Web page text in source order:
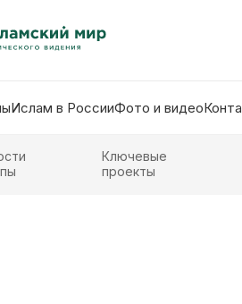
Ислам в РоссииФото и видео
Ключевые
проекты